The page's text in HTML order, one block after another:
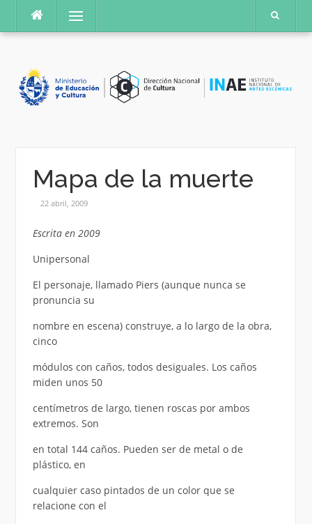
contenido
Menú
Mapa de la muerte
22 abril, 2009
Escrita en 2009
Unipersonal
El personaje, llamado Piers (aunque nunca se
pronuncia su
nombre en escena) construye, a lo largo de la obra,
cinco
módulos con caños, todos desiguales. Los caños
miden unos 50
centímetros de largo, tienen roscas por ambos
extremos. Son
en total 144 caños. Pueden ser de metal o de
plástico, en
cualquier caso pintados de un color que se
relacione con el